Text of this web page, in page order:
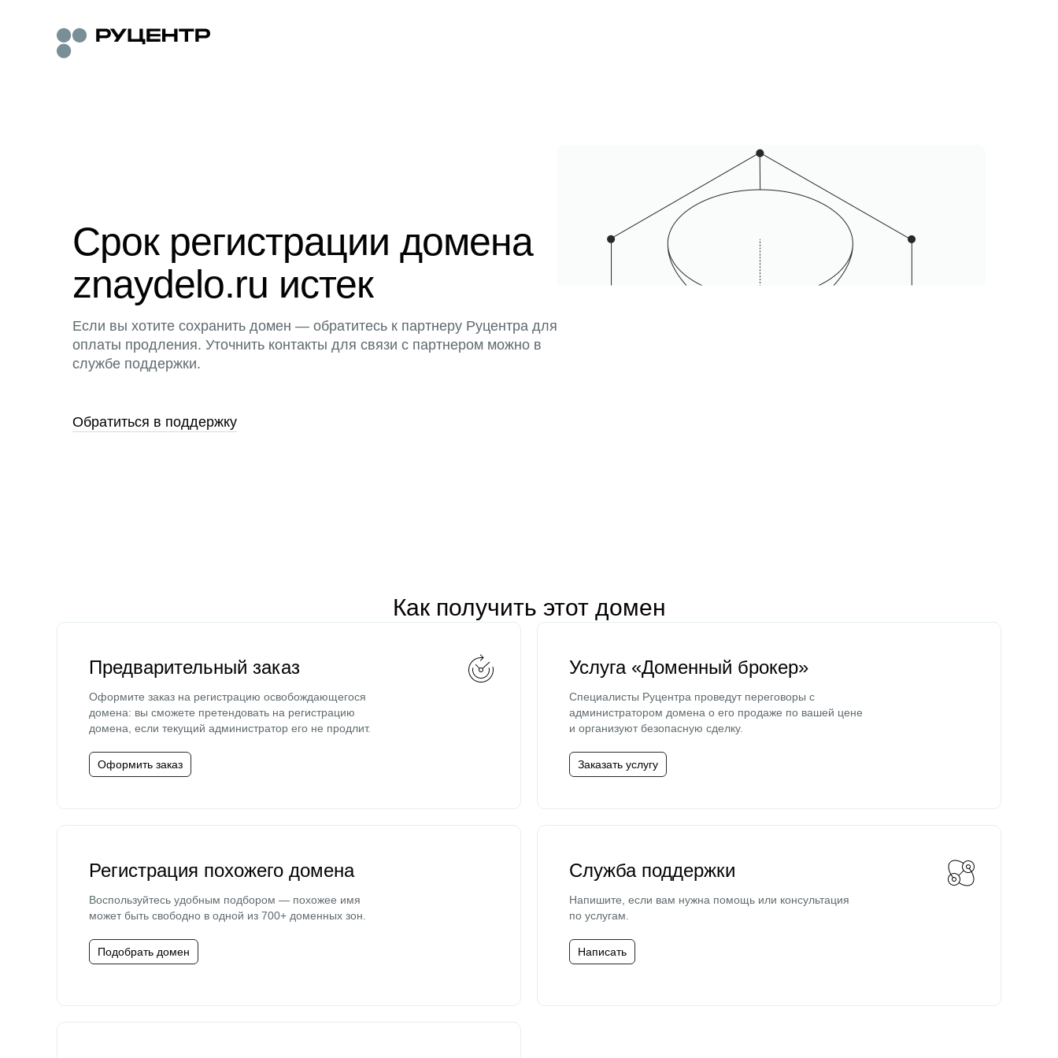
Срок регистрации домена
znaydelo.ru истек
Если вы хотите сохранить домен — обратитесь к партнеру Руцентра для
оплаты продления. Уточнить контакты для связи с партнером можно в
службе поддержки.
Обратиться в поддержку
Как получить этот домен
Предварительный заказ
Оформите заказ на регистрацию освобождающегося
домена: вы сможете претендовать на регистрацию
домена, если текущий администратор его не продлит.
Оформить заказ
Услуга «Доменный брокер»
Специалисты Руцентра проведут переговоры с
администратором домена о его продаже по вашей цене
и организуют безопасную сделку.
Заказать услугу
Регистрация похожего домена
Воспользуйтесь удобным подбором — похожее имя
может быть свободно в одной из 700+ доменных зон.
Подобрать домен
Служба поддержки
Напишите, если вам нужна помощь или консультация
по услугам.
Написать